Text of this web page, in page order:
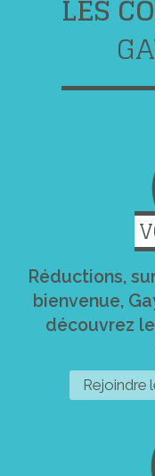
LES
Réductions,
bienvenue,
découvrez
Rejoindre